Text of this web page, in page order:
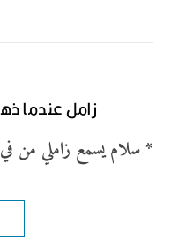
زامل عندما
* سلام يسمع زاملي من